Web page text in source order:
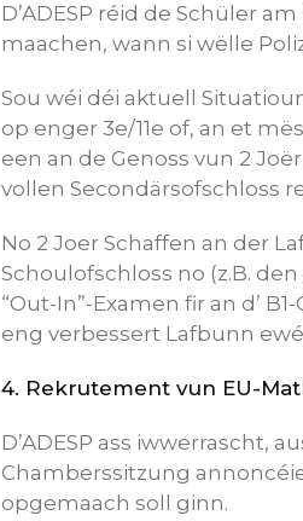
D’ADESP réid de Schüler
maachen, wann si wëlle
Sou wéi déi aktuell
op enger 3e/11e of, an et
een an de Genoss vun 2
vollen Secondärsofschloss
No 2 Joer Schaffen an der
Schoulofschloss no (z.B.
“Out-In”-Examen fir an d’
eng verbessert Lafbunn
4. Rekrutement vun EU-
D’ADESP ass iwwerrascht,
Chamberssitzung
opgemaach soll ginn.